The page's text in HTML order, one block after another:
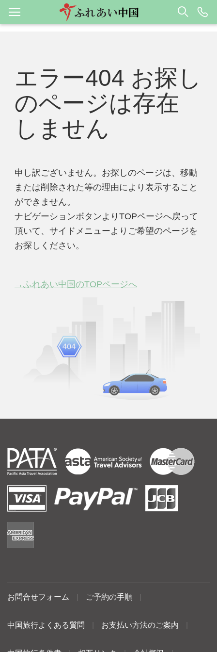
エラー404 お探し
のページは存在
しません
申し訳ございません。お探しのページは、移動
または削除された等の理由により表示すること
ができません。
ナビゲーションボタンよりTOPページへ戻って
頂いて、サイドメニューよりご希望のページを
お探しください。
→ふれあい中国のTOPページへ
お問合せフォーム ご予約の手順
中国旅行よくある質問 お支払い方法のご案内